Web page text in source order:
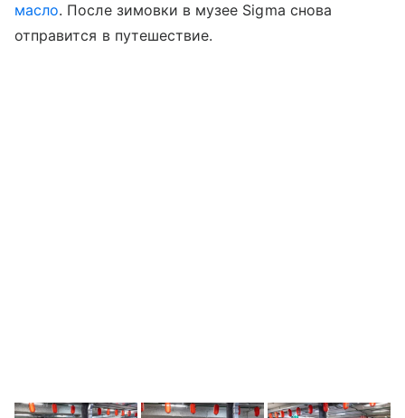
масло. После зимовки в музее Sigma снова
отправится в путешествие.